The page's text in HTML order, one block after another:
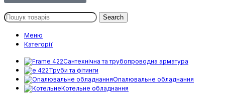
Search
Меню
Категорії
Сантехнічна та трубопроводна арматура
Труби та фітинги
Опалювальне обладнання
Котельне обладнання